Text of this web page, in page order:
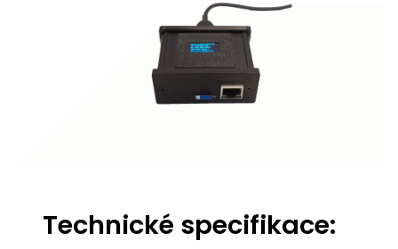
Technické specifikace: